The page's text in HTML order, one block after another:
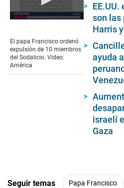
of
2
minutes,
37
El papa Francisco ordenó
expulsión de 10 miembros
del Sodalicio. Video:
América
son las
Harris
ayuda
israelí
Gaza
Seguir temas Papa Francisco